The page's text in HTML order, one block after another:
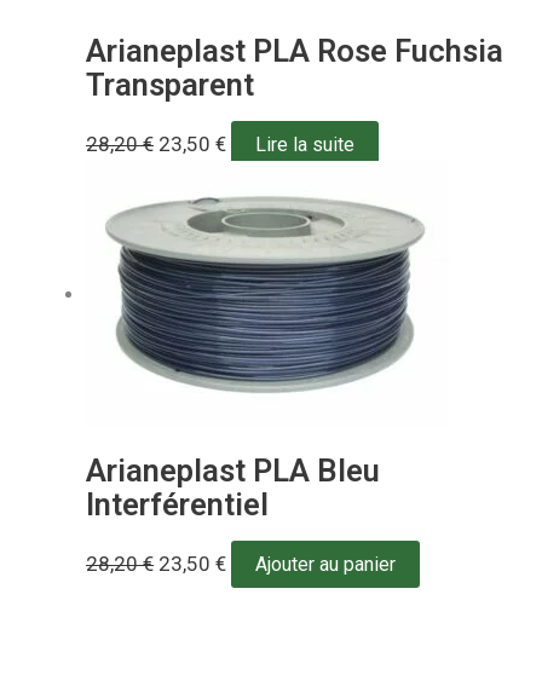
Arianeplast PLA Rose Fuchsia
Transparent
28,20€ 23,50 € Lire la suite
Arianeplast PLA Bleu
Interférentiel
28,20€ 23,50 € Ajouter au panier